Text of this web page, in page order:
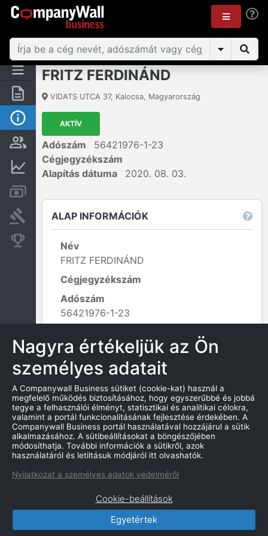
Összegzés
Alap információk
Személyek és tulajdonjog
Pénzügyi információk
Bírósági eljárások
Konkurens cégek
FRITZ FERDINÁND
VIDATS UTCA 37, Kalocsa, Magyarország
AKTÍV
Adószám
56421976-1-23
Cégjegyzékszám
Alapítás dátuma
2020. 08. 03.
ALAP INFORMÁCIÓK
Név
FRITZ FERDINÁND
Cégjegyzékszám
Adószám
56421976-1-23
2020. 08. 03.
Tevékenység kódja
829901 - Egyéb üzletmenetet támogató
szolgáltatás m.n.s.;
Leaflet|© OpenStreetMap contributors
KAPCSOLATOK
CompanyWall Business © 2026
Felhasználási feltétek | Adatvédelmi szabályzat
Nagyra értékeljük az Ön
személyes adatait
A Companywall Business sütiket (cookie-kat) használ a
megfelelő működés biztosításához, hogy egyszerűbbé és jobbá
tegye a felhasználói élményt, statisztikai és analitikai célokra,
valamint a portál funkcionalitásának fejlesztése érdekében. A
Companywall Business portál használatával hozzájárul a sütik
alkalmazásához. A sütibeállításokat a böngészőjében
módosíthatja. További információk a sütikről, azok
használatáról és letiltásuk módjáról itt olvashatók.
Nyilatkozat a személyes adatok védelméről
Cookie-beállítások
Egyetértek